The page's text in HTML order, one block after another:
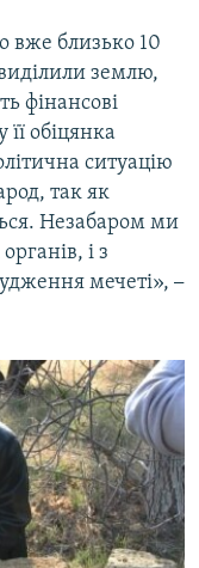
близько 10
землю,
фінансові
обіцянка
ситуацію
так як
Незабаром ми
і з
мечеті», –